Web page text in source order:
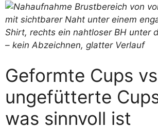
Geformte Cups
ungefütterte
was sinnvoll ist